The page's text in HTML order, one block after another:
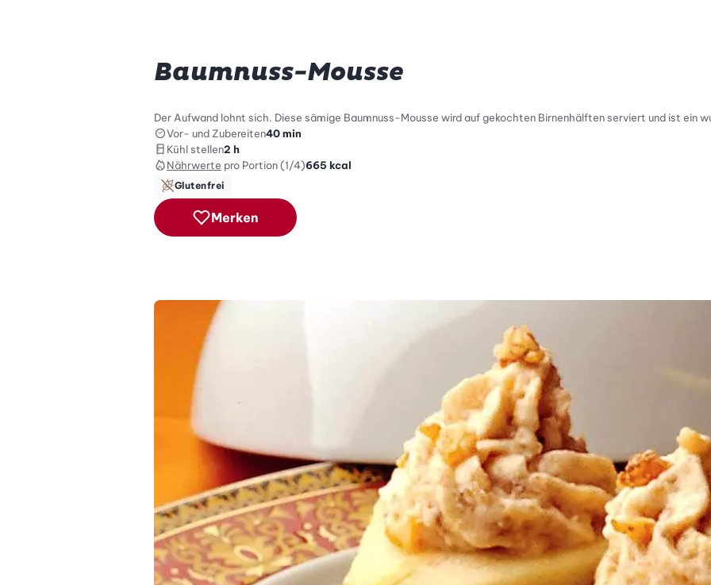
Baumnuss-Mousse
Der Aufwand lohnt sich. Diese sämige Baumnuss-Mousse wird auf gekochten Birnenhälften serviert und ist ein
Vor- und Zubereiten40 min
Kühl stellen2 h
Nährwerte pro Portion (1/4)665 kcal
Glutenfrei
Merken